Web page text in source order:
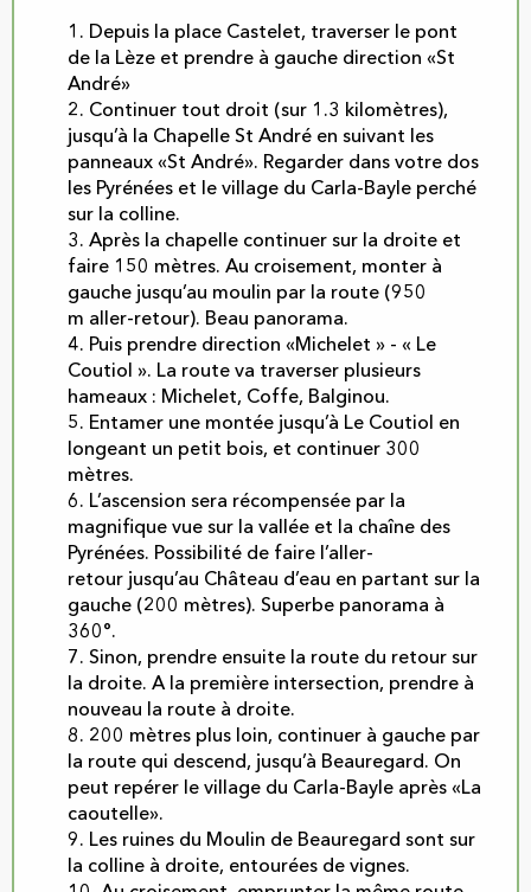
1. Depuis la place Castelet, traverser le pont
de la Lèze et prendre à gauche direction «St
André»
2. Continuer tout droit (sur 1.3 kilomètres),
jusqu’à la Chapelle St André en suivant les
panneaux «St André». Regarder dans votre dos
les Pyrénées et le village du Carla-Bayle perché
sur la colline.
3. Après la chapelle continuer sur la droite et
faire 150 mètres. Au croisement, monter à
gauche jusqu’au moulin par la route (950
m aller-retour). Beau panorama.
4. Puis prendre direction «Michelet » - « Le
Coutiol ». La route va traverser plusieurs
hameaux : Michelet, Coffe, Balginou.
5. Entamer une montée jusqu’à Le Coutiol en
longeant un petit bois, et continuer 300
mètres.
6. L’ascension sera récompensée par la
magnifique vue sur la vallée et la chaîne des
Pyrénées. Possibilité de faire l’aller-
retour jusqu’au Château d’eau en partant sur la
gauche (200 mètres). Superbe panorama à
360°.
7. Sinon, prendre ensuite la route du retour sur
la droite. A la première intersection, prendre à
nouveau la route à droite.
8. 200 mètres plus loin, continuer à gauche par
la route qui descend, jusqu’à Beauregard. On
peut repérer le village du Carla-Bayle après «La
caoutelle».
9. Les ruines du Moulin de Beauregard sont sur
la colline à droite, entourées de vignes.